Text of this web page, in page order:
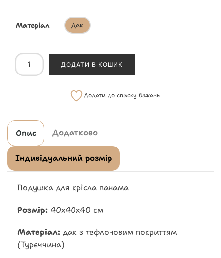
Матеріал Дак
ДОДАТИ В КОШИК
Додати до списку бажань
Опис Додатково
Індивідуальний розмір
Подушка для крісла панама
Розмір: 40х40х40 см
Матеріал: дак з тефлоновим покриттям
(Туреччина)